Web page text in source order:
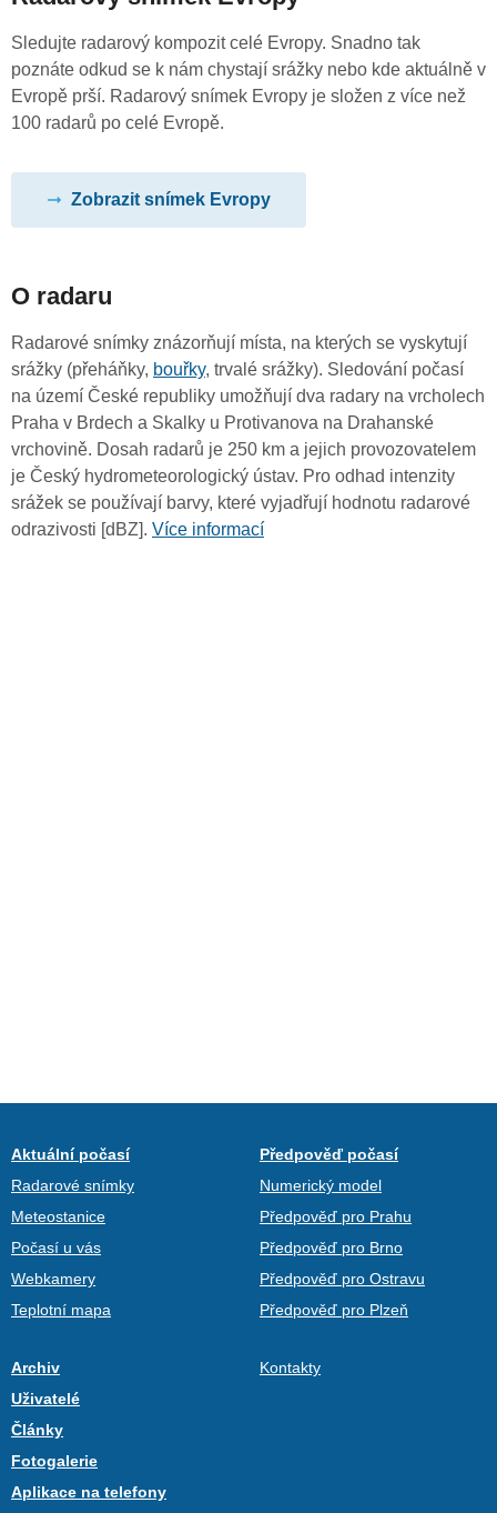
Sledujte radarový kompozit celé Evropy. Snadno tak
poznáte odkud se k nám chystají srážky nebo kde aktuálně v
Evropě prší. Radarový snímek Evropy je složen z více než
100 radarů po celé Evropě.
Zobrazit snímek Evropy
O radaru
Radarové snímky znázorňují místa, na kterých se vyskytují
srážky (přeháňky, bouřky, trvalé srážky). Sledování počasí
na území České republiky umožňují dva radary na vrcholech
Praha v Brdech a Skalky u Protivanova na Drahanské
vrchovině. Dosah radarů je 250 km a jejich provozovatelem
je Český hydrometeorologický ústav. Pro odhad intenzity
srážek se používají barvy, které vyjadřují hodnotu radarové
odrazivosti [dBZ]. Více informací
Aktuální počasí
Radarové snímky
Meteostanice
Počasí u vás
Webkamery
Teplotní mapa
Předpověď počasí
Numerický model
Předpověď pro Prahu
Předpověď pro Brno
Předpověď pro Ostravu
Předpověď pro Plzeň
Archiv
Uživatelé
Články
Fotogalerie
Aplikace na telefony
Kontakty